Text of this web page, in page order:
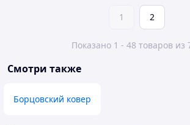
1 2
Показано 1 - 48 товаров из
Смотри также
Борцовский ковер